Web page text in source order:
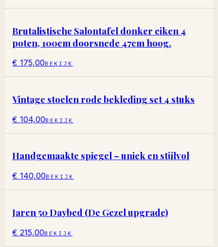
Brutalistische Salontafel donker eiken 4
poten, 100cm doorsnede 47cm hoog.
€ 175,00BEKIJK
Vintage stoelen rode bekleding set 4 stuks
€ 104,00BEKIJK
Handgemaakte spiegel – uniek en stijlvol
€ 140,00BEKIJK
Jaren 50 Daybed (De Gezel upgrade)
€ 215,00BEKIJK